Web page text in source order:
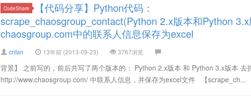
CodeShare
【代码分享】Python代码：
scrape_chaosgroup_contact(Python 2.x版本和Python
chaosgroup.com中的联系人信息保存为excel
crifan 13年前 (2013-09-23) 3767浏览
背景】 之前写的，前后共写了两个版本的： Python 2.x版本 和 Python 3.x版本 去
http://www.chaosgroup.com/ 中联系人信息，并保存为excel文件 【scrape_ch...